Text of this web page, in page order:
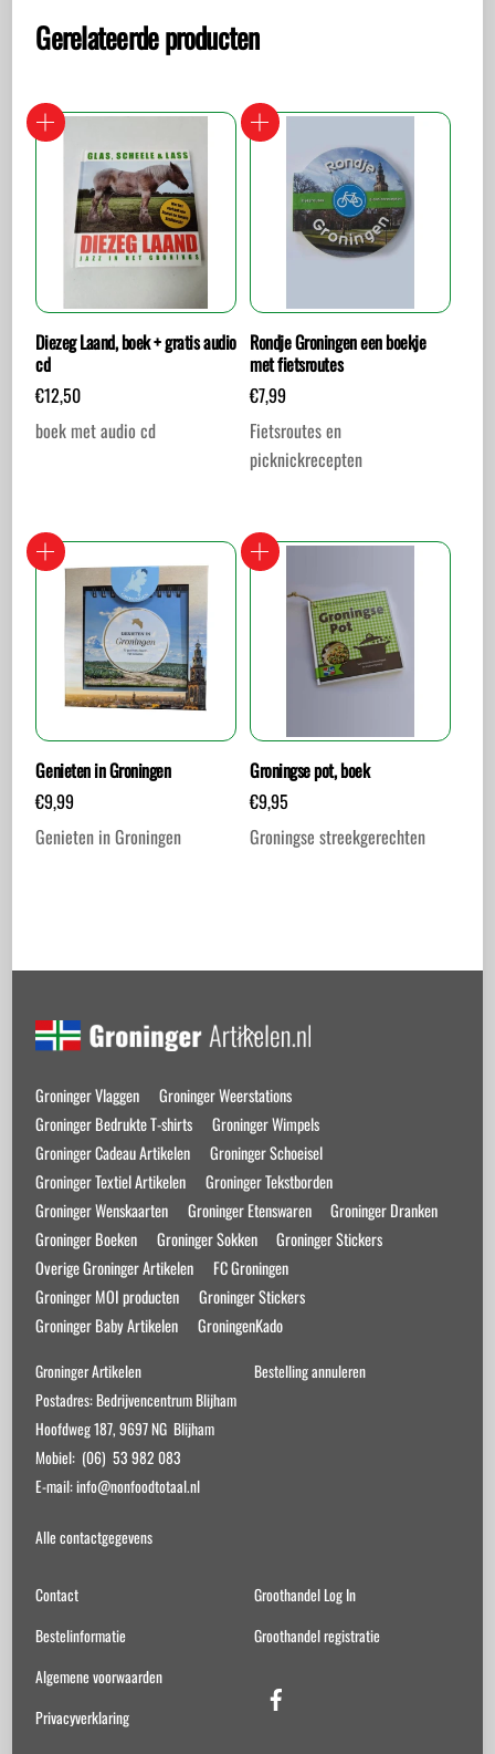
Gerelateerde producten
Diezeg Laand, boek + gratis audio
cd
€12,50
boek met audio cd
Rondje Groningen een boekje
met fietsroutes
€7,99
Fietsroutes en
picknickrecepten
Genieten in Groningen
€9,99
Genieten in Groningen
Groningse pot, boek
€9,95
Groningse streekgerechten
Back
Top
Groninger Vlaggen
Groninger Weerstations
Groninger Bedrukte T-shirts
Groninger Wimpels
Groninger Cadeau Artikelen
Groninger Schoeisel
Groninger Textiel Artikelen
Groninger Tekstborden
Groninger Wenskaarten
Groninger Etenswaren
Groninger Dranken
Groninger Boeken
Groninger Sokken
Groninger Stickers
Overige Groninger Artikelen
FC Groningen
Groninger MOI producten
Groninger Stickers
Groninger Baby Artikelen
GroningenKado
Groninger Artikelen
Postadres: Bedrijvencentrum Blijham
Hoofdweg 187, 9697 NG Blijham
Mobiel: (06) 53 982 083
E-mail: info@nonfoodtotaal.nl
Alle contactgegevens
Bestelling annuleren
Contact
Bestelinformatie
Algemene voorwaarden
Privacyverklaring
Groothandel Log In
Groothandel registratie